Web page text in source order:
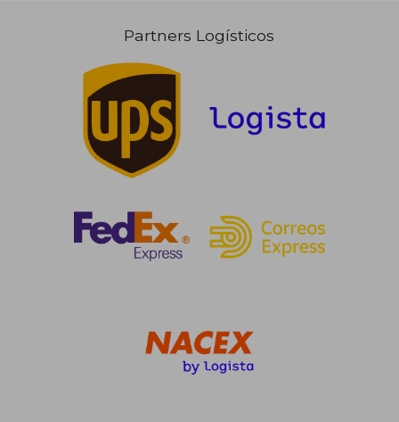
Partners Logísticos